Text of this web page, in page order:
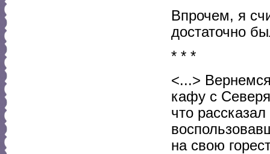
Впрочем, я
достаточно
* * *
<...>
кафу с
что
на свою